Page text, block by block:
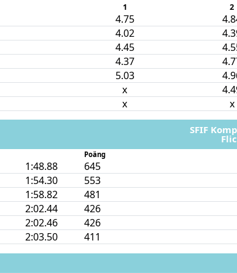
1 2
4.75
4.02
4.45
4.37
5.03
x
x x
SFIF
Poäng
1:48.88
645
1:54.30 553
1:58.82
481
2:02.44 426
2:02.46
426
2:03.50 411